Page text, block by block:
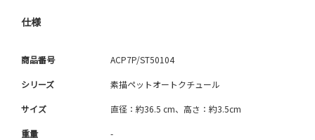
仕様
商品番号 ACP7P/ST50104
シリーズ 素描ペットオートクチュール
サイズ 直径：約36.5 cm、高さ：約3.5cm
重量 -